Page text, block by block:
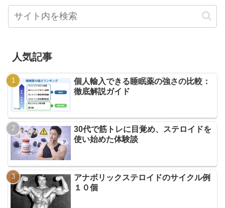
人気記事
個人輸入できる睡眠薬の強さの比較：
徹底解説ガイド
30代で筋トレに目覚め、ステロイドを
使い始めた体験談
アナボリックステロイドのサイクル例
１０個